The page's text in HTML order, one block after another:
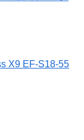
X9 EF-S18-55